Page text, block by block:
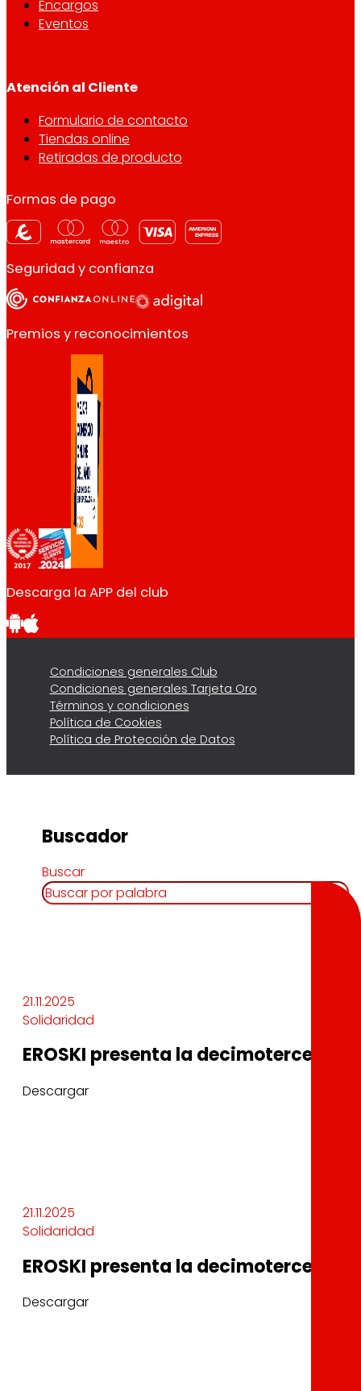
Encargos
Eventos
Atención al Cliente
Formulario de contacto
Tiendas online
Retiradas de producto
Formas de pago
Seguridad y confianza
Premios y reconocimientos
Descarga la APP del club
Condiciones generales Club
Condiciones generales Tarjeta Oro
Términos y condiciones
Política de Cookies
Política de Protección de Datos
Buscador
Buscar
21.11.2025
Solidaridad
EROSKI presenta la decimotercera
Descargar
21.11.2025
Solidaridad
EROSKI presenta la decimotercera
Descargar